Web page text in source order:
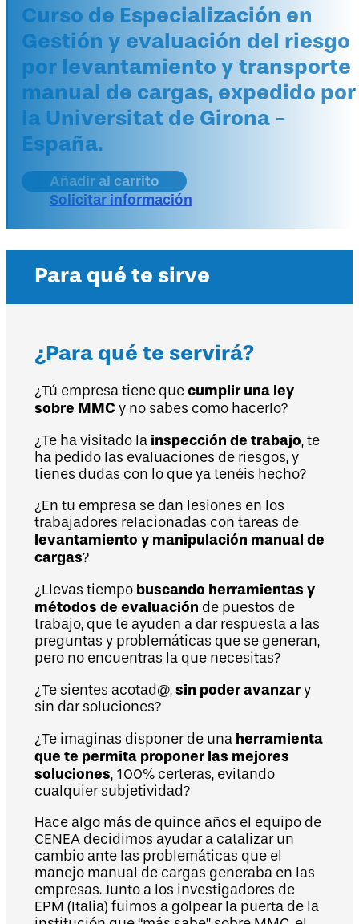
Curso de Especialización en
Gestión y evaluación del riesgo
por levantamiento y transporte
manual de cargas, expedido por
la Universitat de Girona -
España.
Añadir al carrito
Solicitar información
Para qué te sirve
¿Para qué te servirá?
¿Tú empresa tiene quecumplir una ley
sobre MMC y no sabes como hacerlo?
¿Te ha visitado la inspección de trabajo, te
ha pedido las evaluaciones de riesgos, y
tienes dudas con lo que ya tenéis hecho?
¿En tu empresa se dan lesiones en los
trabajadores relacionadas con tareas de
levantamiento y manipulación manual de
cargas?
¿Llevas tiempo buscando herramientas y
métodos de evaluación de puestos de
trabajo, que te ayuden a dar respuesta a las
preguntas y problemáticas que se generan,
pero no encuentras la que necesitas?
¿Te sientes acotad@,sin poder avanzary
sin dar soluciones?
¿Te imaginas disponer de una herramienta
que te permita proponer las mejores
soluciones, 100% certeras, evitando
cualquier subjetividad?
Hace algo más de quince años el equipo de
CENEA decidimos ayudar a catalizar un
cambio ante las problemáticas que el
manejo manual de cargas generaba en las
empresas. Junto a los investigadores de
EPM (Italia) fuimos a golpear la puerta de la